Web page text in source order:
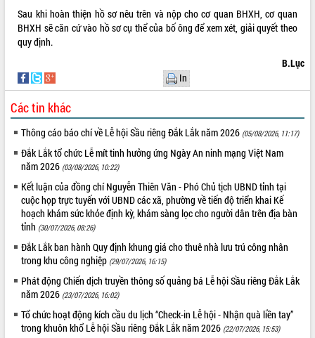
VIDEO
Không có file video nào để phát.
ALBUM ẢNH
LIÊN KẾT WEB
THỐNG KÊ TRUY CẬP
Hôm nay:
8421
Tất cả: 66094089
Sau khi hoàn thiện hồ sơ nêu trên và nộp cho cơ quan BHXH, cơ quan
BHXH sẽ căn cứ vào hồ sơ cụ thể của bố ông để xem xét, giải quyết theo
quy định.
B.Lục
In
Các tin khác
Thông cáo báo chí về Lễ hội Sầu riêng Đắk Lắk năm 2026 (05/08/2026, 11:17)
Đắk Lắk tổ chức Lễ mít tinh hưởng ứng Ngày An ninh mạng Việt Nam
năm 2026 (03/08/2026, 10:22)
Kết luận của đồng chí Nguyễn Thiên Văn - Phó Chủ tịch UBND tỉnh tại
cuộc họp trực tuyến với UBND các xã, phường về tiến độ triển khai Kế
hoạch khám sức khỏe định kỳ, khám sàng lọc cho người dân trên địa bàn
tỉnh (30/07/2026, 08:26)
Đắk Lắk ban hành Quy định khung giá cho thuê nhà lưu trú công nhân
trong khu công nghiệp (29/07/2026, 16:15)
Phát động Chiến dịch truyền thông số quảng bá Lễ hội Sầu riêng Đắk Lắk
năm 2026 (23/07/2026, 16:02)
Tổ chức hoạt động kích cầu du lịch “Check-in Lễ hội - Nhận quà liền tay”
trong khuôn khổ Lễ hội Sầu riêng Đắk Lắk năm 2026 (22/07/2026, 15:53)